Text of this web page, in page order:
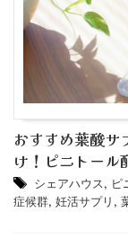
おすすめ葉酸サ
け！ピニトール
シェアハウス, ピ
症候群, 妊活サプリ ,